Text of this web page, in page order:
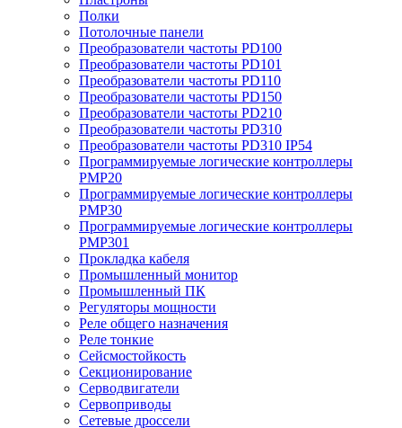
Полки
Потолочные панели
Преобразователи частоты PD100
Преобразователи частоты PD101
Преобразователи частоты PD110
Преобразователи частоты PD150
Преобразователи частоты PD210
Преобразователи частоты PD310
Преобразователи частоты PD310 IP54
Программируемые логические контроллеры
PMP20
Программируемые логические контроллеры
PMP30
Программируемые логические контроллеры
PMP301
Прокладка кабеля
Промышленный монитор
Промышленный ПК
Регуляторы мощности
Реле общего назначения
Реле тонкие
Сейсмостойкость
Секционирование
Серводвигатели
Сервоприводы
Сетевые дроссели